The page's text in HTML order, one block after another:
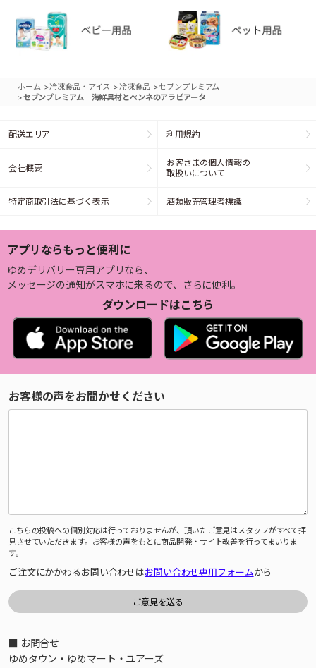
ホーム >冷凍食品・アイス > 冷凍食品 >セブンプレミアム
>セブンプレミアム 海鮮具材とペンネのアラビアータ
配送エリア 利用規約
会社概要
お客さまの個人情報の
取扱いについて
特定商取引法に基づく表示 酒類販売管理者標識
アプリならもっと便利に
ゆめデリバリー専用アプリなら、
メッセージの通知がスマホに来るので、さらに便利。
ダウンロードはこちら
お客様の声をお聞かせください
こちらの投稿への個別対応は行っておりませんが、頂いたご意見はスタッフがすべて拝
見させていただきます。お客様の声をもとに商品開発・サイト改善を行ってまいりま
す。
ご注文にかかわるお問い合わせはお問い合わせ専用フォームから
■ お問合せ
ゆめタウン・ゆめマート・ユアーズ